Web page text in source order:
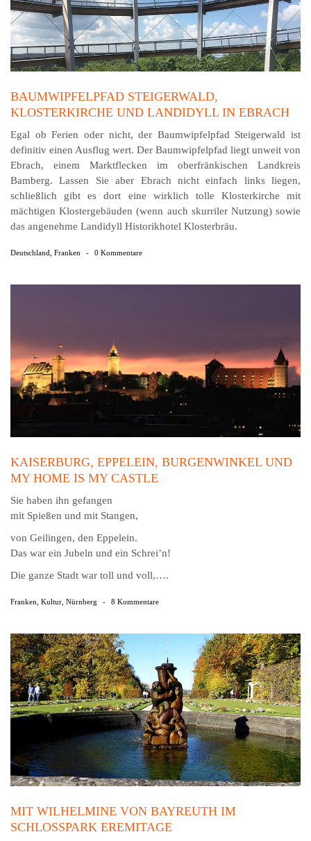
BAUMWIPFELPFAD STEIGERWALD,
KLOSTERKIRCHE UND LANDIDYLL IN EBRACH
Egal ob Ferien oder nicht, der Baumwipfelpfad Steiger­wald ist
definitiv einen Ausflug wert. Der Baum­wipfel­pfad liegt unweit von
Ebrach, einem Markt­flecken im ober­fränkischen Landkreis
Bamberg. Lassen Sie aber Ebrach nicht einfach links liegen,
schließlich gibt es dort eine wirklich tolle Kloster­kirche mit
mächtigen Kloster­gebäuden (wenn auch skurriler Nutzung) sowie
das angenehme Landidyll Historikhotel Klosterbräu.
Deutschland Franken - 0 Kommentare
KAISERBURG, EPPELEIN, BURGENWINKEL UND
MY HOME IS MY CASTLE
Sie haben ihn gefangen
mit Spießen und mit Stangen,
von Geilingen, den Eppelein.
Das war ein Jubeln und ein Schrei’n!
Die ganze Stadt war toll und voll,….
Franken Kultur Nürnberg - 8 Kommentare
MIT WILHELMINE VON BAYREUTH IM
SCHLOSSPARK EREMITAGE